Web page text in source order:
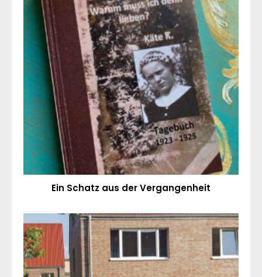
Ein Schatz aus der Vergangenheit